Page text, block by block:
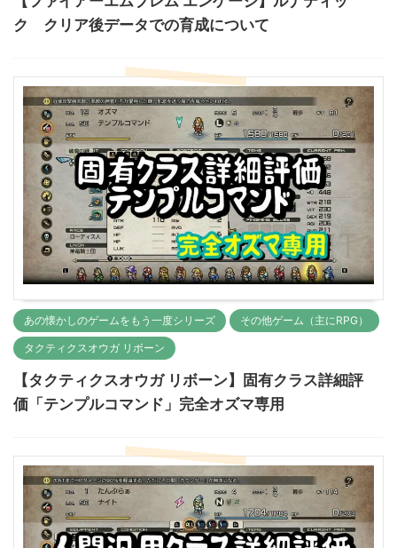
ク クリア後データでの育成について
あの懐かしのゲームをもう一度シリーズ その他ゲーム（主にRPG）
タクティクスオウガ リボーン
【タクティクスオウガ リボーン】固有クラス詳細評
価「テンプルコマンド」完全オズマ専用